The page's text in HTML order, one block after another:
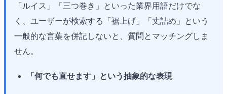
「ルイス」「三つ巻き」といった業界用語だけでな
く、ユーザーが検索する「裾上げ」「丈詰め」という
一般的な言葉を併記しないと、質問とマッチングしま
せん。
「何でも直せます」という抽象的な表現